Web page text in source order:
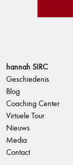
hannah SIRC
Geschiedenis
Blog
Coaching Center
Virtuele Tour
Nieuws
Media
Contact